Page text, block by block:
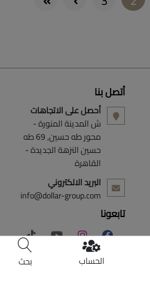
الحساب بحث
أتصل بنا
أحصل على الاتجاهات
ش المدينة المنورة -
محور طه حسين, 69 طه
حسين النزهة الجديدة -
القاهرة
البريد الالكتروني
info@dollar-group.com
تابعونا